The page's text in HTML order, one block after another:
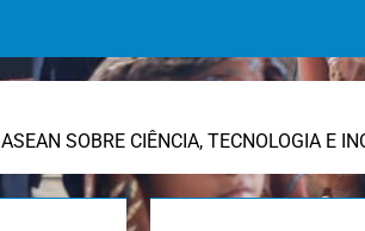
SOBRE CIÊNCIA, TECNOLOGIA E